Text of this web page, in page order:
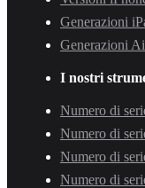
Generazioni
Generazioni
I nostri
Numero di
Numero di
Numero di
Numero di